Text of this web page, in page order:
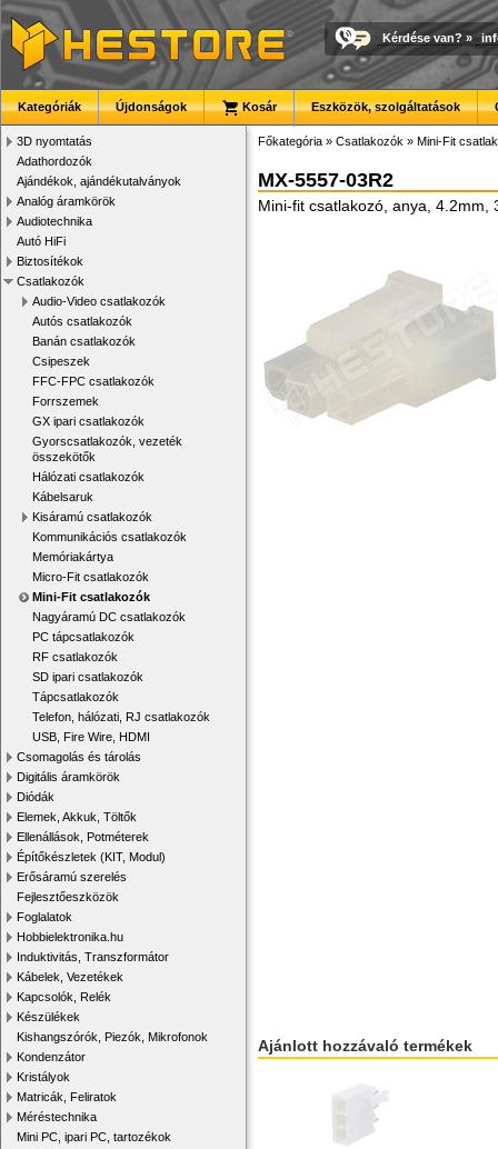
Kérdése van? »
Kategóriák Újdonságok Kosár Eszközök, szolgáltatások
3D nyomtatás
Adathordozók
Ajándékok, ajándékutalványok
Analóg áramkörök
Audiotechnika
Autó HiFi
Biztosítékok
Csatlakozók
Audio-Video csatlakozók
Autós csatlakozók
Banán csatlakozók
Csipeszek
FFC-FPC csatlakozók
Forrszemek
GX ipari csatlakozók
Gyorscsatlakozók, vezeték
összekötők
Hálózati csatlakozók
Kábelsaruk
Kisáramú csatlakozók
Kommunikációs csatlakozók
Memóriakártya
Micro-Fit csatlakozók
Mini-Fit csatlakozók
Nagyáramú DC csatlakozók
PC tápcsatlakozók
RF csatlakozók
SD ipari csatlakozók
Tápcsatlakozók
Telefon, hálózati, RJ csatlakozók
USB, Fire Wire, HDMI
Csomagolás és tárolás
Digitális áramkörök
Diódák
Elemek, Akkuk, Töltők
Ellenállások, Potméterek
Építőkészletek (KIT, Modul)
Erősáramú szerelés
Fejlesztőeszközök
Foglalatok
Hobbielektronika.hu
Induktivitás, Transzformátor
Kábelek, Vezetékek
Kapcsolók, Relék
Készülékek
Kishangszórók, Piezók, Mikrofonok
Kondenzátor
Kristályok
Matricák, Feliratok
Méréstechnika
Mini PC, ipari PC, tartozékok
Főkategória » Csatlakozók » Mini-Fit
MX-5557-03R2
Mini-fit csatlakozó, anya, 4.2mm,
Ajánlott hozzávaló termékek